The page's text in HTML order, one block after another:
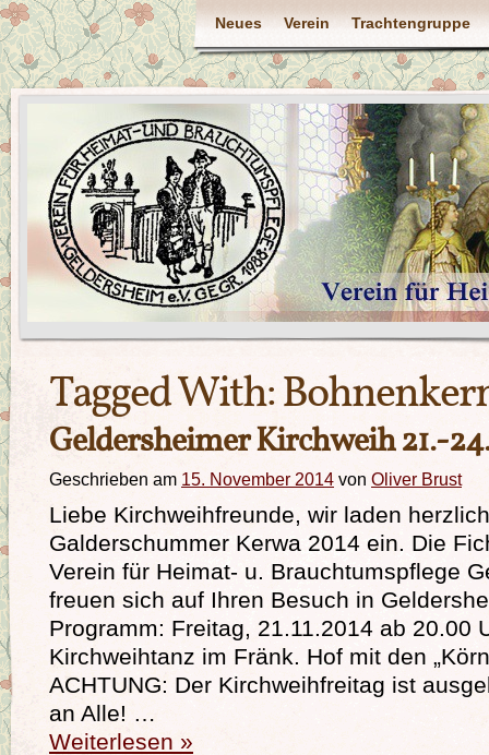
Neues Verein Trachtengruppe
Tagged With:
Geldersheimer Kirchweih 21.-
Geschrieben am 15. November 2014 von Oliver Brust
Liebe Kirchweihfreunde, wir laden
Galderschummer Kerwa 2014 ein. Die
Verein für Heimat- u. Brauchtumspflege
freuen sich auf Ihren Besuch in
Programm: Freitag, 21.11.2014 ab 20.00
Kirchweihtanz im Fränk. Hof mit den
ACHTUNG: Der Kirchweihfreitag ist
an Alle! …
Weiterlesen »